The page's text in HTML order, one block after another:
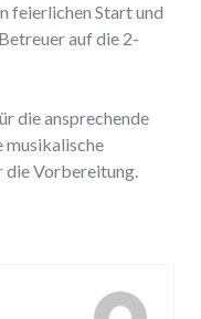
feierlichen Start und
auf die 2-
die ansprechende
musikalische
die Vorbereitung.